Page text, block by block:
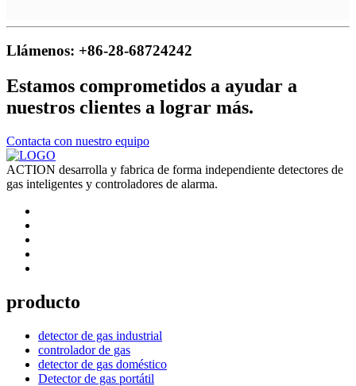
Llámenos: +86-28-68724242
Estamos comprometidos a ayudar a
nuestros clientes a lograr más.
Contacta con nuestro equipo
ACTION desarrolla y fabrica de forma independiente detectores de
gas inteligentes y controladores de alarma.
producto
detector de gas industrial
controlador de gas
detector de gas doméstico
Detector de gas portátil